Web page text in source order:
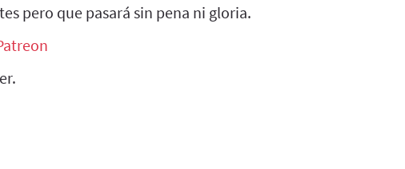
pero que pasará sin pena ni gloria.